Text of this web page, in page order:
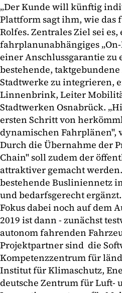
„Der Kunde will künftig
Plattform sagt ihm, wie das
Rolfes. Zentrales Ziel sei
fahrplanunabhängiges
einer Anschlussgarantie
bestehende,
Stadtwerke zu integrieren,
Linnenbrink, Leiter
Stadtwerken Osnabrück.
ersten Schritt von
dynamischen
Durch die Übernahme der
Chain" soll zudem der
attraktiver gemacht
bestehende Busliniennetz
und bedarfsgerecht
Fokus dabei noch auf dem
2019 ist dann - zunächst
autonom fahrenden
Projektpartner sind die
Kompetenzzentrum für
Institut für Klimaschutz,
deutsche Zentrum für Luft-